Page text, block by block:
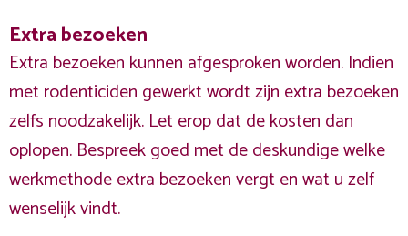
Extra bezoeken
Extra bezoeken kunnen afgesproken worden. Indien
met rodenticiden gewerkt wordt zijn extra bezoeken
zelfs noodzakelijk. Let erop dat de kosten dan
oplopen. Bespreek goed met de deskundige welke
werkmethode extra bezoeken vergt en wat u zelf
wenselijk vindt.